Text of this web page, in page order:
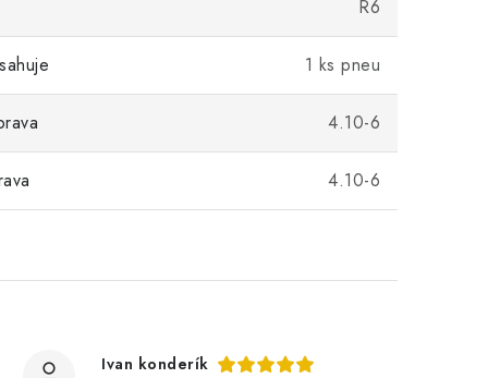
R6
1 ks pneu
4.10-6
4.10-6
Ivan konderík